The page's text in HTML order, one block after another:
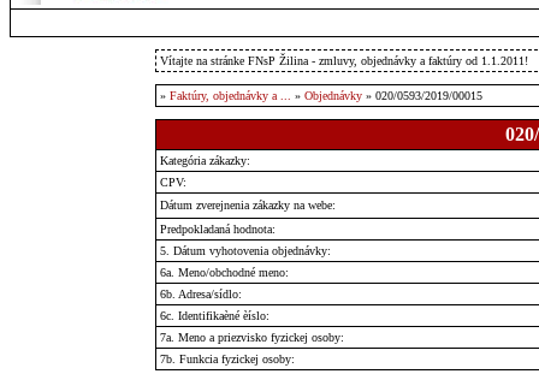
Vítajte na stránke FNsP Žilina - zmluvy, objednávky a faktúry od 1.1.2011!
» Faktúry, objednávky a ... » Objednávky» 020/0593/2019/00015
Kategória zákazky:
CPV:
Dátum zverejnenia zákazky na webe:
Predpokladaná hodnota:
5. Dátum vyhotovenia objednávky:
6a. Meno/obchodné meno:
6b. Adresa/sídlo:
6c. Identifikaèné èíslo:
7a. Meno a priezvisko fyzickej osoby:
7b. Funkcia fyzickej osoby: